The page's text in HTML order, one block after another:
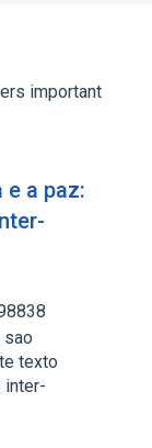
important
a paz:
sao
texto
inter-